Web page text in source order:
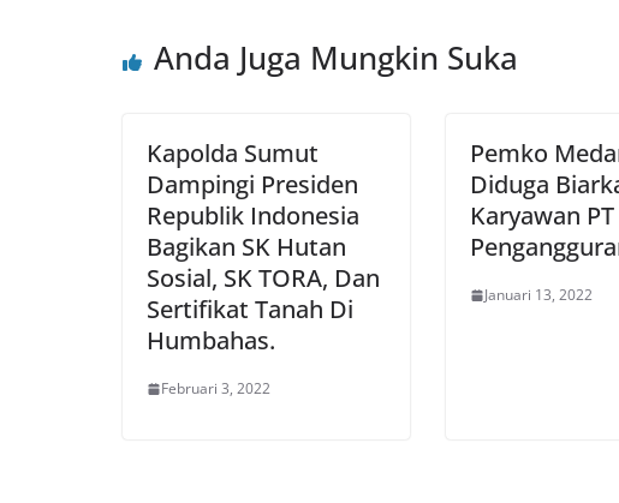
Anda Juga Mungkin Suka
Kapolda Sumut
Dampingi Presiden
Republik Indonesia
Bagikan SK Hutan
Sosial, SK TORA, Dan
Sertifikat Tanah Di
Humbahas.
Februari 3, 2022
Pemko
Diduga
Karyawan
Januari 13, 2022